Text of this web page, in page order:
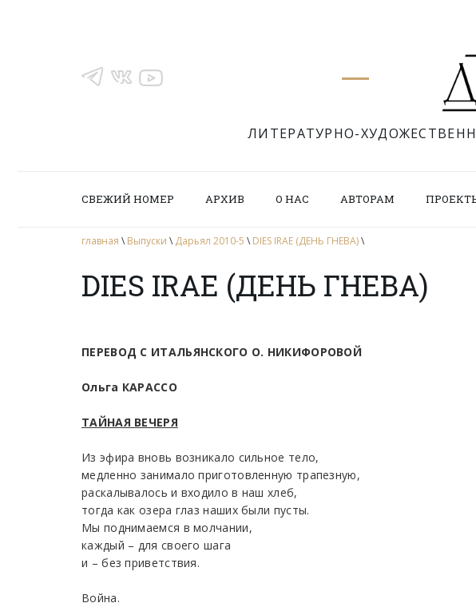
ЛИТЕРАТУРНО-
СВЕЖИЙ НОМЕР АРХИВ О НАС АВТОРАМ
главная \ Выпуски \ Дарьял 2010-5 \ DIES IRAE (ДЕНЬ ГНЕВА)\
DIES IRAE (ДЕНЬ ГНЕВА)
ПЕРЕВОД С ИТАЛЬЯНСКОГО О. НИКИФОРОВОЙ
Ольга КАРАССО
ТАЙНАЯ ВЕЧЕРЯ
Из эфира вновь возникало сильное тело,
медленно занимало приготовленную трапезную,
раскалывалось и входило в наш хлеб,
тогда как озера глаз наших были пусты.
Мы поднимаемся в молчании,
каждый – для своего шага
и – без приветствия.
Война.